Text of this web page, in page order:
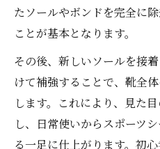
たソールやボンドを完全に
ことが基本となります。
その後、新しいソールを接
けて補強することで、靴全
します。これにより、見た
し、日常使いからスポーツ
る一足に仕上がります。初